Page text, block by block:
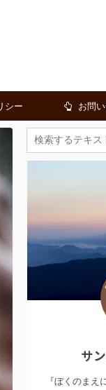
シー お問
サ
『ぼくのまえ